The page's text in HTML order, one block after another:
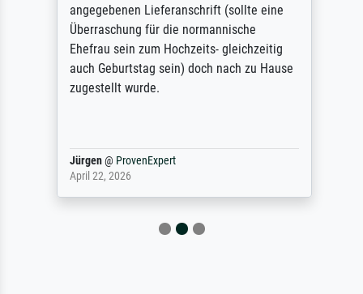
angegebenen Lieferanschrift (sollte eine
Überraschung für die normannische
Ehefrau sein zum Hochzeits- gleichzeitig
auch Geburtstag sein) doch nach zu Hause
zugestellt wurde.
Jürgen@ ProvenExpert
April 22, 2026